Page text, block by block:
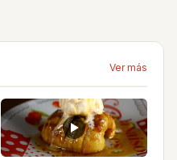
Ver más